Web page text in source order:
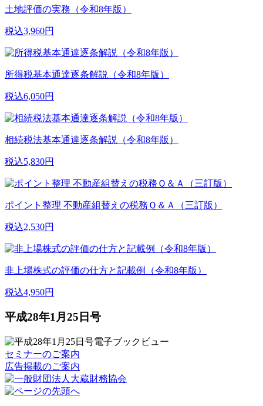
土地評価の実務（令和8年版）
税込3,960円
所得税基本通達逐条解説（令和8年版）
税込6,050円
相続税法基本通達逐条解説（令和8年版）
税込5,830円
ポイント整理 不動産組替えの税務Ｑ＆Ａ（三訂版）
税込2,530円
非上場株式の評価の仕方と記載例（令和8年版）
税込4,950円
平成28年1月25日号
セミナーのご案内
広告掲載のご案内